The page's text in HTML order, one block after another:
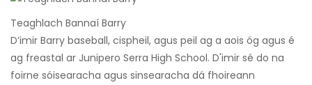
Teaghlach Bannaí Barry
D’imir Barry baseball, cispheil, agus peil ag a aois óg agus é
ag freastal ar Junipero Serra High School. D'imir sé do na
foirne sóisearacha agus sinsearacha dá fhoireann